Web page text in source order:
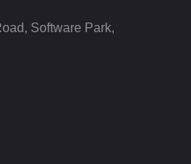
Software Park,